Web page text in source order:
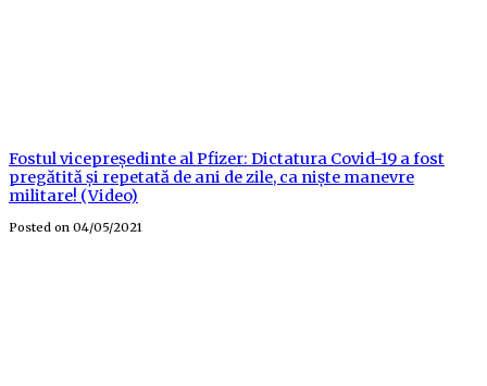
Fostul vicepreședinte al Pfizer: Dictatura Covid-19 a fost
pregătită și repetată de ani de zile, ca niște manevre
militare! (Video)
Posted on 04/05/2021